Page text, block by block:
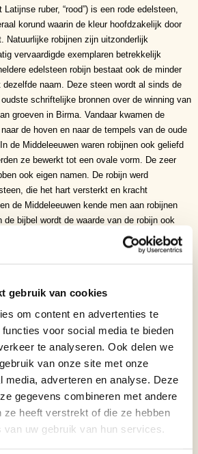
gebruik van cookies
om content en advertenties te
voor social media te bieden
te analyseren. Ook delen we
van onze site met onze
media, adverteren en analyse. Deze
gegevens combineren met andere
ze heeft verstrekt of die ze hebben
uw gebruik van hun services.
ruber, “rood”) is een rode edelsteen,
korund waarin de kleur hoofdzakelijk door
Natuurlijke robijnen zijn uitzonderlijk
vervaardigde exemplaren betrekkelijk
edelsteen robijn bestaat ook de minder
naam. Deze steen wordt al sinds de
schriftelijke bronnen over de winning van
groeven in Birma. Vandaar kwamen de
de hoven en naar de tempels van de oude
de Middeleeuwen waren robijnen ook geliefd
ze bewerkt tot een ovale vorm. De zeer
ook eigen namen. De robijn werd
die het hart versterkt en kracht
de Middeleeuwen kende men aan robijnen
bijbel wordt de waarde van de robijn ook
sommige van die tekstgedeelten juist om dat
waarde: de wijsheid is kostelijker dan robijnen
van een goede vrouw gaat die van robijnen
één van de schatten die de mens zoekt op
en onvindbare wijsheid van de levende God
aangemerkt te worden dat datgene, wat in de
benamingen naar voren komt. Men dient
te houden met wat in de cultuur en de tijd
vertaling als waardevol
heeft ook een mythologische betekenis. De
edelstenen” in de Thaise Orde van de Negen
gedolven in Afrika, Azië en Australië. Ze